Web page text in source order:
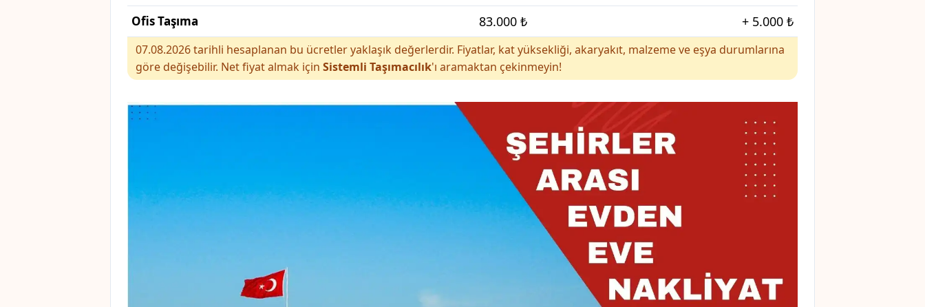
Ofis Taşıma 83.000 ₺ + 5.000 ₺
07.08.2026 tarihli hesaplanan bu ücretler yaklaşık değerlerdir. Fiyatlar, kat yüksekliği, akaryakıt, malzeme ve eşya durumlarına
göre değişebilir. Net fiyat almak için Sistemli Taşımacılık'ı aramaktan çekinmeyin!